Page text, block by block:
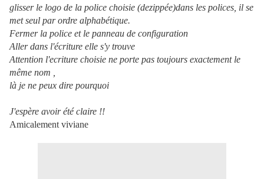
glisser le logo de la police choisie (dezippée)dans les polices, il se
met seul par ordre alphabétique.
Fermer la police et le panneau de configuration
Aller dans l'écriture elle s'y trouve
Attention l'ecriture choisie ne porte pas toujours exactement le
même nom ,
là je ne peux dire pourquoi
J'espère avoir été claire !!
Amicalement viviane